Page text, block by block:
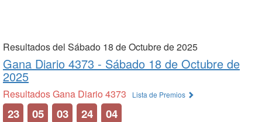
Resultados del Sábado 18 de Octubre de 2025
Gana Diario 4373 - Sábado 18 de Octubre de
2025
Resultados Gana Diario 4373 Lista de Premios
23 05 03 24 04